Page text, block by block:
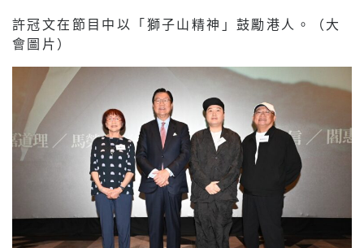
許冠文在節目中以「獅子山精神」鼓勵港人。（大
會圖片）